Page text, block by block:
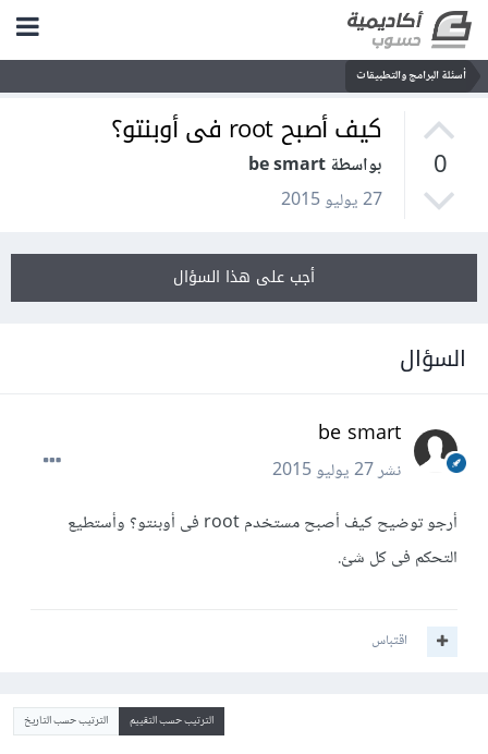
أسئلة البرامج والتطبيقات
0
كيف أصبح root فى أوبنتو؟
بواسطة be smart
27 يوليو 2015
أجب على هذا السؤال
السؤال
be smart
نشر27 يوليو 2015
أرجو توضيح كيف أصبح مستخدم root فى أوبنتو؟ وأستطيع
التحكم فى كل شئ.
اقتباس
الترتيب حسب التقييم الترتيب حسب التاريخ